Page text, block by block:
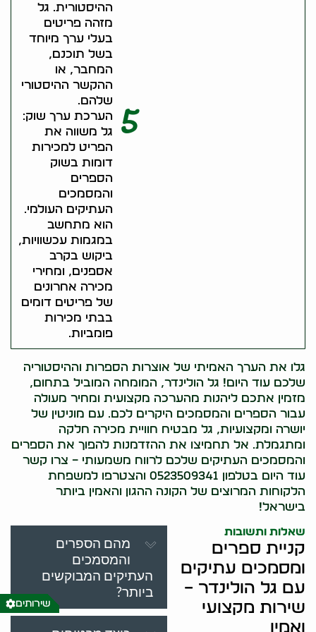
ההיסטורית. גל
מזהה פריטים
בעלי ערך מיוחד
בשל תוכנם,
המחבר, או
ההקשר ההיסטורי
שלהם.
5
הערכת ערך שוק:
גל משווה את
הפריט למכירות
דומות בשוק
הספרים
והמסמכים
העתיקים העולמי.
הוא מתחשב
במגמות עכשוויות,
ביקוש בקרב
אספנים, ומחירי
מכירה אחרונים
של פריטים דומים
בבתי מכירות
פומביות.
גלו את הערך האמיתי של אוצרות הספרות וההיסטוריה
שלכם עוד היום! גל הולינדר, המומחה המוביל בתחום,
מזמין אתכם ליהנות מהערכה מקצועית ומחיר מעולה
עבור הספרים והמסמכים היקרים לכם. עם מוניטין של
יושרה ומקצועיות, גל מבטיח חוויית מכירה חלקה
ומתגמלת. אל תחמיצו את ההזדמנות להפוך את הספרים
והמסמכים העתיקים שלכם לרווח משמעותי – צרו קשר
עוד היום בטלפון 0523509341 והצטרפו למשפחת
הלקוחות המרוצים של הקונה ההגון והאמין ביותר
בישראל!
שאלות ותשובות
קניית ספרים
ומסמכים עתיקים
עם גל הולינדר –
שירות מקצועי
ואמין
מהם הספרים
והמסמכים
העתיקים המבוקשים
ביותר?
שירותים